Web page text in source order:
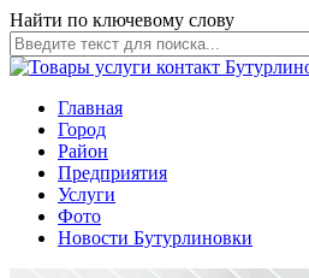
Найти по ключевому слову
Главная
Город
Район
Предприятия
Услуги
Фото
Новости Бутурлиновки